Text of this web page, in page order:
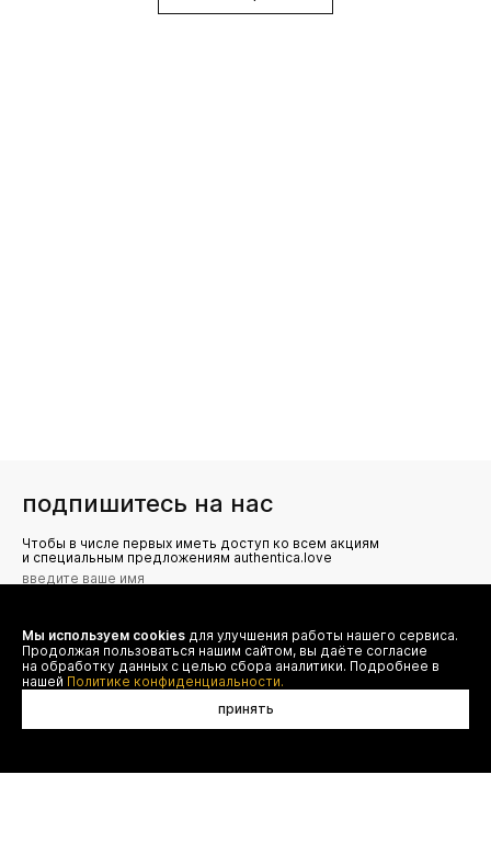
подпишитесь на нас
Чтобы в числе первых иметь доступ ко всем акциям
и специальным предложениям authentica.love
Я даю согласие на сбор, обработку и хранение моих
персональных данных (имя, email, телефон) для получения
рекламных и информационных рассылок от ООО 'БТ
Юнайтед', а также ознакомлен(а) с
Политикой конфиденциальности
Мы используем cookies для улучшения работы нашего сервиса.
Продолжая пользоваться нашим сайтом, вы даёте согласие
на обработку данных с целью сбора аналитики. Подробнее в
нашей Политике конфиденциальности.
принять